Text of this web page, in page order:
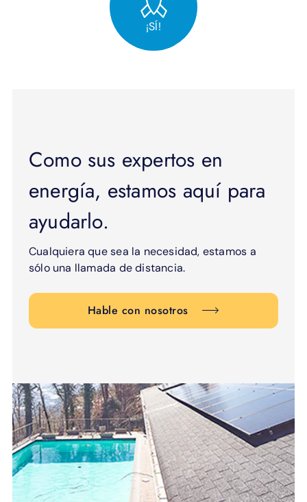
¡SÍ!
Como sus expertos en
energía, estamos aquí para
ayudarlo.
Cualquiera que sea la necesidad, estamos a
sólo una llamada de distancia.
Hable con nosotros